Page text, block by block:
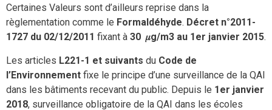
Certaines Valeurs sont d’ailleurs reprise dans la
règlementation comme le Formaldéhyde. Décret n°2011-
1727 du 02/12/2011 fixant à 30 𝜇g/m3 au 1 er janvier 2015.
Les articles L221-1 et suivants du Code de
l’Environnement fixe le principe d’une surveillance de la QAI
dans les bâtiments recevant du public. Depuis le 1er janvier
2018, surveillance obligatoire de la QAI dans les écoles